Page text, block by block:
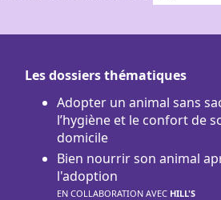
Les dossiers thématiques
Adopter un animal sans
l’hygiène et le confort de
domicile
Bien nourrir son animal
l'adoption
EN COLLABORATION AVEC HILL'S